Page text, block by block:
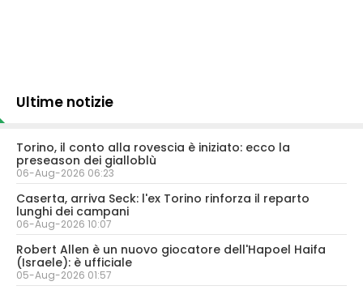
Ultime notizie
Torino, il conto alla rovescia è iniziato: ecco la
preseason dei gialloblù
06-Aug-2026 06:23
Caserta, arriva Seck: l'ex Torino rinforza il reparto
lunghi dei campani
06-Aug-2026 10:07
Robert Allen è un nuovo giocatore dell'Hapoel Haifa
(Israele): è ufficiale
05-Aug-2026 01:57